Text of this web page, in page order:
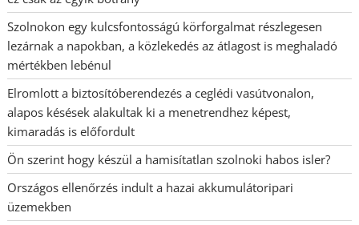
Szolnokon egy kulcsfontosságú körforgalmat részlegesen
lezárnak a napokban, a közlekedés az átlagost is meghaladó
mértékben lebénul
Elromlott a biztosítóberendezés a ceglédi vasútvonalon,
alapos késések alakultak ki a menetrendhez képest,
kimaradás is előfordult
Ön szerint hogy készül a hamisítatlan szolnoki habos isler?
Országos ellenőrzés indult a hazai akkumulátoripari
üzemekben